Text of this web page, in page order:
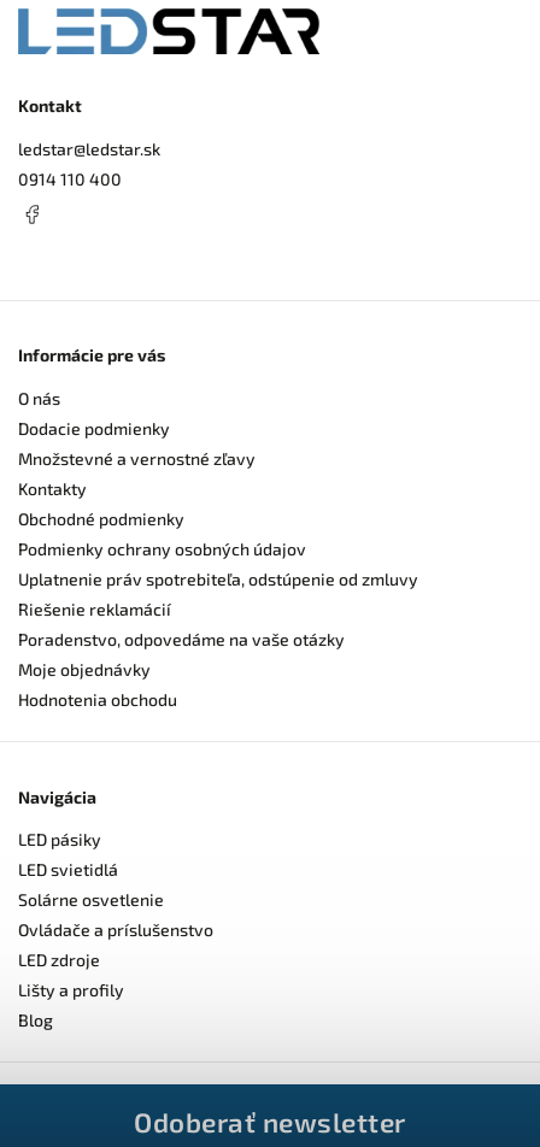
Kontakt
ledstar@ledstar.sk
0914 110 400
Informácie pre vás
O nás
Dodacie podmienky
Množstevné a vernostné zľavy
Kontakty
Obchodné podmienky
Podmienky ochrany osobných údajov
Uplatnenie práv spotrebiteľa, odstúpenie od zmluvy
Riešenie reklamácií
Poradenstvo, odpovedáme na vaše otázky
Moje objednávky
Hodnotenia obchodu
Navigácia
LED pásiky
LED svietidlá
Solárne osvetlenie
Ovládače a príslušenstvo
LED zdroje
Lišty a profily
Blog
Odoberať newsletter